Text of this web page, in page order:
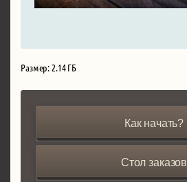
Размер: 2.14 ГБ
Как начать?
Стол заказов